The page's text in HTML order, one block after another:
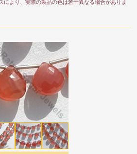
により、実際の製品の色は若干異なる場合がありま